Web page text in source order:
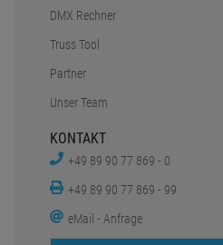
DMX Rechner
Truss Tool
Partner
Unser Team
KONTAKT
+49 89 90 77 869 - 0
+49 89 90 77 869 - 99
eMail - Anfrage